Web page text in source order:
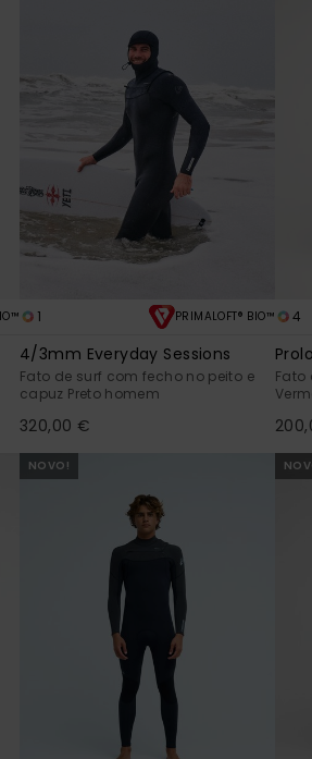
1 PRIMALOFT® BIO™
4/3mm Everyday Sessions
Fato de surf com fecho no peito e
capuz Preto homem
320,00 €
4
Fato
NOVO!